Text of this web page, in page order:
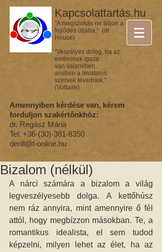
Kapcsolattartás.hu
"A megszokás ne álljon a
fejlődés útjába." (dr.
House)
"Veszélyes dolog, ha az
embernek igaza
van valamiben,
amiben a hivatalos
szervek tévednek."
(Voltaire)
Amennyiben kérdése van, kérem
forduljon szakértőnkhöz:
dr. Regász Mária
Tel: +36-(30)-381-8350
derill@t-online.hu
Bizalom (nélkül)
A nárci számára a bizalom a világ
legveszélyesebb dolga. A kettőhúsz
nem ráz annyira, mint amennyire ő fél
attól, hogy megbízzon másokban. Te, a
romantikus idealista, el sem tudod
képzelni, milyen lehet az élet, ha az